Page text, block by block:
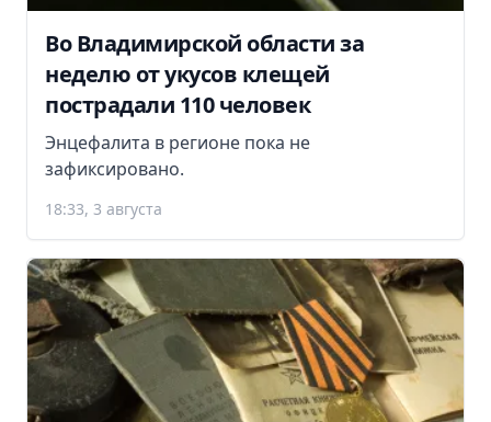
Во Владимирской области за
неделю от укусов клещей
пострадали 110 человек
Энцефалита в регионе пока не
зафиксировано.
18:33, 3 августа